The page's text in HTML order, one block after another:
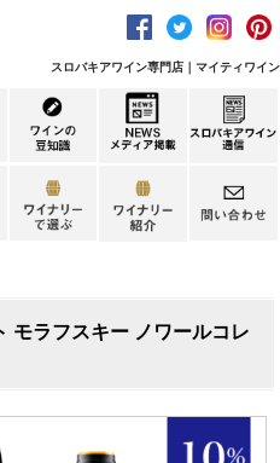
スロバキアワイン専門店｜マイティワイン
モラフスキー ノワールコレ